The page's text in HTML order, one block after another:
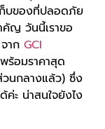
บของที่ปลอดภัย
คัญ วันนี้เราขอ
จาก GCI
ร้อมราคาสุด
วนกลางแล้ว) ซึ่ง
ะ น่าสนใจยังไง